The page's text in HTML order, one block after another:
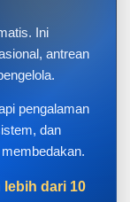
Ini
antrean
pengalaman
dan
lebih dari 10